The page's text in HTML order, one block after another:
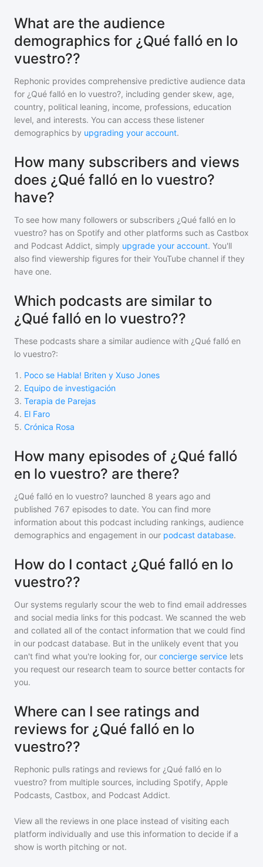
What are the audience
demographics for ¿Qué falló en lo
vuestro??
Rephonic provides comprehensive predictive audience data
for ¿Qué falló en lo vuestro?, including gender skew, age,
country, political leaning, income, professions, education
level, and interests. You can access these listener
demographics by upgrading your account.
How many subscribers and views
does ¿Qué falló en lo vuestro?
have?
To see how many followers or subscribers ¿Qué falló en lo
vuestro? has on Spotify and other platforms such as Castbox
and Podcast Addict, simply upgrade your account. You'll
also find viewership figures for their YouTube channel if they
have one.
Which podcasts are similar to
¿Qué falló en lo vuestro??
These podcasts share a similar audience with ¿Qué falló en
lo vuestro?:
1 . Poco se Habla! Briten y Xuso Jones
2. Equipo de investigación
3. Terapia de Parejas
4. El Faro
5. Crónica Rosa
How many episodes of ¿Qué falló
en lo vuestro? are there?
¿Qué falló en lo vuestro? launched 8 years ago and
published 767 episodes to date. You can find more
information about this podcast including rankings, audience
demographics and engagement in our podcast database.
How do I contact ¿Qué falló en lo
vuestro??
Our systems regularly scour the web to find email addresses
and social media links for this podcast. We scanned the web
and collated all of the contact information that we could find
in our podcast database. But in the unlikely event that you
can't find what you're looking for, our concierge service lets
you request our research team to source better contacts for
you.
Where can I see ratings and
reviews for ¿Qué falló en lo
vuestro??
Rephonic pulls ratings and reviews for ¿Qué falló en lo
vuestro? from multiple sources, including Spotify, Apple
Podcasts, Castbox, and Podcast Addict.
View all the reviews in one place instead of visiting each
platform individually and use this information to decide if a
show is worth pitching or not.